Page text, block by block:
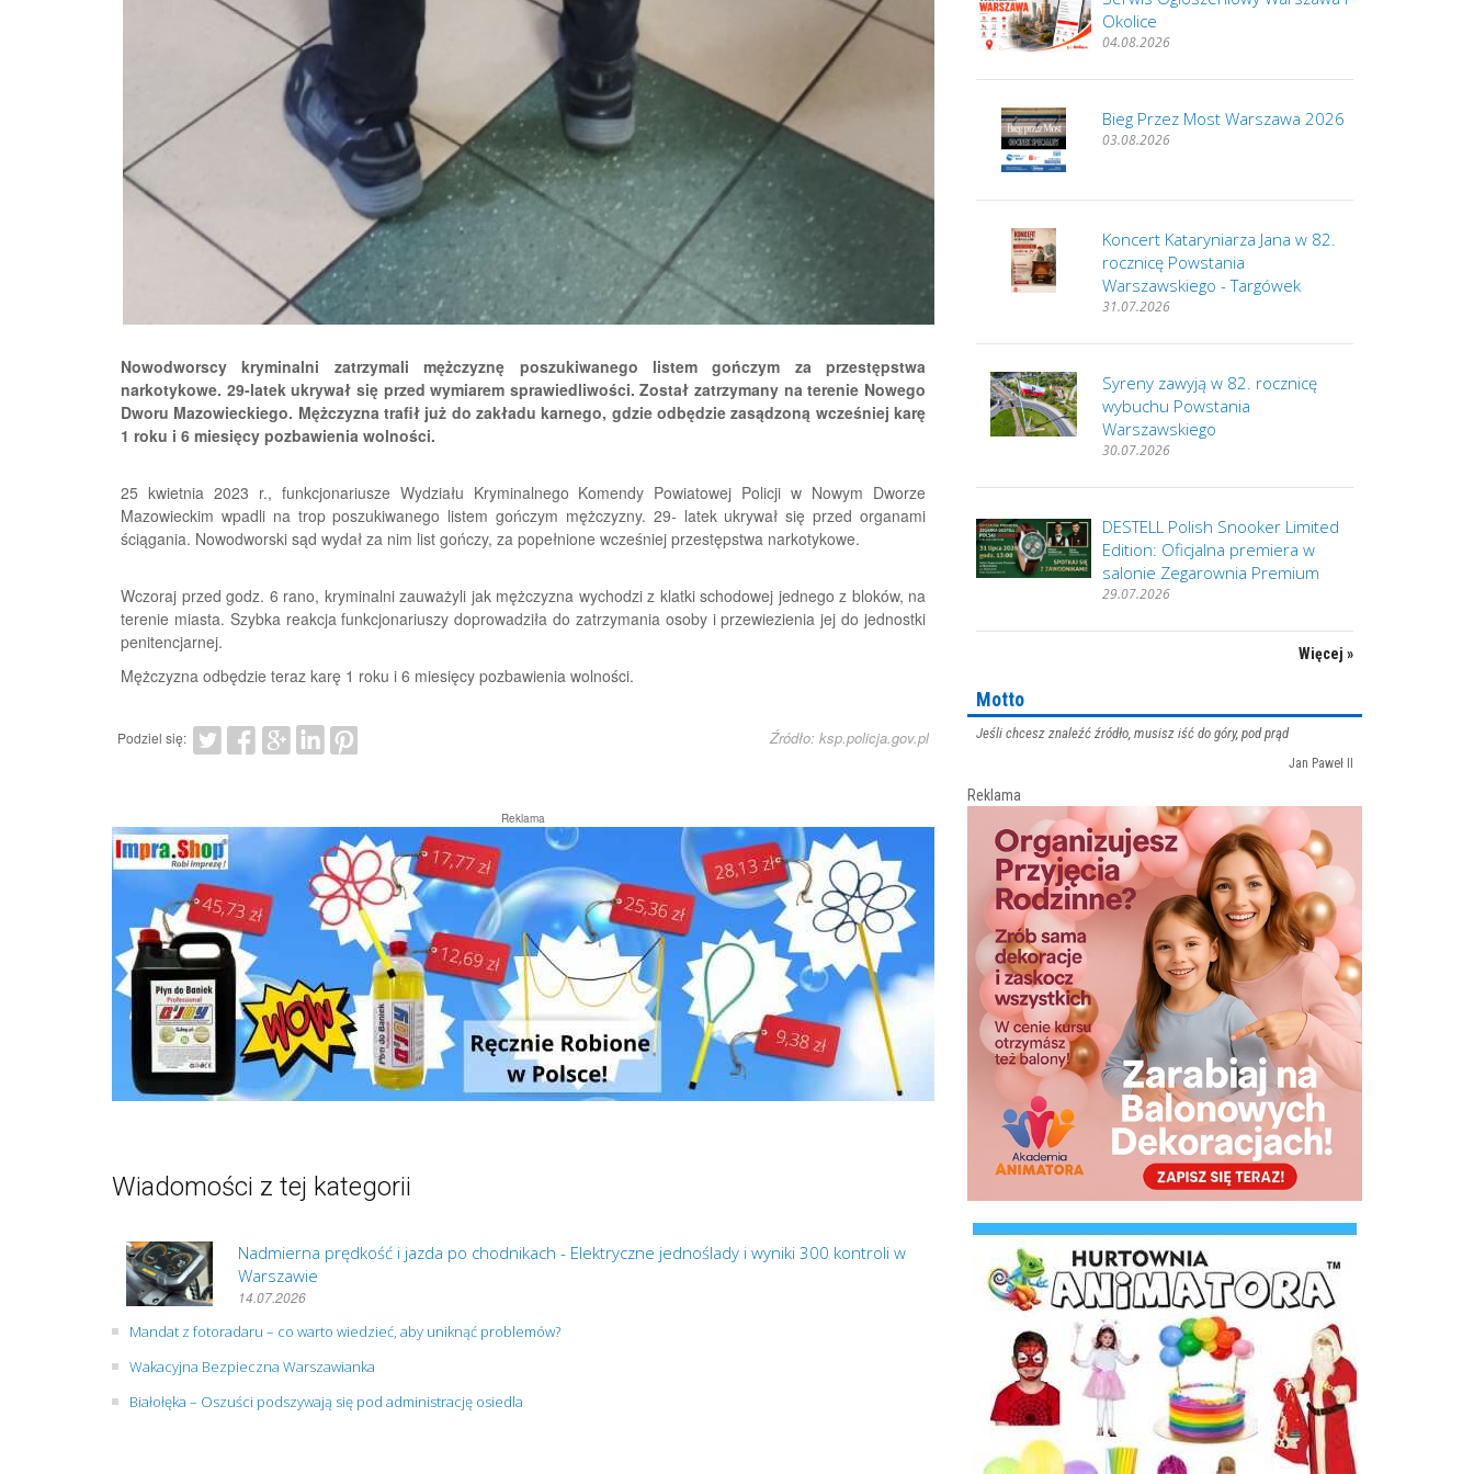
Nowodworscy kryminalni zatrzymali mężczyznę poszukiwanego listem gończym za przestępstwa
narkotykowe. 29-latek ukrywał się przed wymiarem sprawiedliwości. Został zatrzymany na terenie Nowego
Dworu Mazowieckiego. Mężczyzna trafił już do zakładu karnego, gdzie odbędzie zasądzoną wcześniej karę
1 roku i 6 miesięcy pozbawienia wolności.
25 kwietnia 2023 r., funkcjonariusze Wydziału Kryminalnego Komendy Powiatowej Policji w Nowym Dworze
Mazowieckim wpadli na trop poszukiwanego listem gończym mężczyzny. 29- latek ukrywał się przed organami
ściągania. Nowodworski sąd wydał za nim list gończy, za popełnione wcześniej przestępstwa narkotykowe.
Wczoraj przed godz. 6 rano, kryminalni zauważyli jak mężczyzna wychodzi z klatki schodowej jednego z bloków, na
terenie miasta. Szybka reakcja funkcjonariuszy doprowadziła do zatrzymania osoby i przewiezienia jej do jednostki
penitencjarnej.
Mężczyzna odbędzie teraz karę 1 roku i 6 miesięcy pozbawienia wolności.
Podziel się: Źródło: ksp.policja.gov.pl
Reklama
Wiadomości z tej kategorii
Nadmierna prędkość i jazda po chodnikach - Elektryczne jednoślady i wyniki 300 kontroli w
Warszawie
14.07.2026
Mandat z fotoradaru – co warto wiedzieć, aby uniknąć problemów?
Wakacyjna Bezpieczna Warszawianka
Białołęka – Oszuści podszywają się pod administrację osiedla
Okolice
04.08.2026
Bieg Przez Most Warszawa 2026
03.08.2026
Koncert Kataryniarza Jana w 82.
rocznicę Powstania
Warszawskiego - Targówek
31.07.2026
Syreny zawyją w 82. rocznicę
wybuchu Powstania
Warszawskiego
30.07.2026
DESTELL Polish Snooker Limited
Edition: Oficjalna premiera w
salonie Zegarownia Premium
29.07.2026
Więcej »
Motto
Jeśli chcesz znaleźć źródło, musisz iść do góry, pod prąd
Jan Paweł II
Reklama